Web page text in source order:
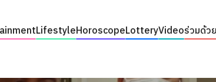
LifestyleHoroscopeLotteryVideoร่วมด้ว